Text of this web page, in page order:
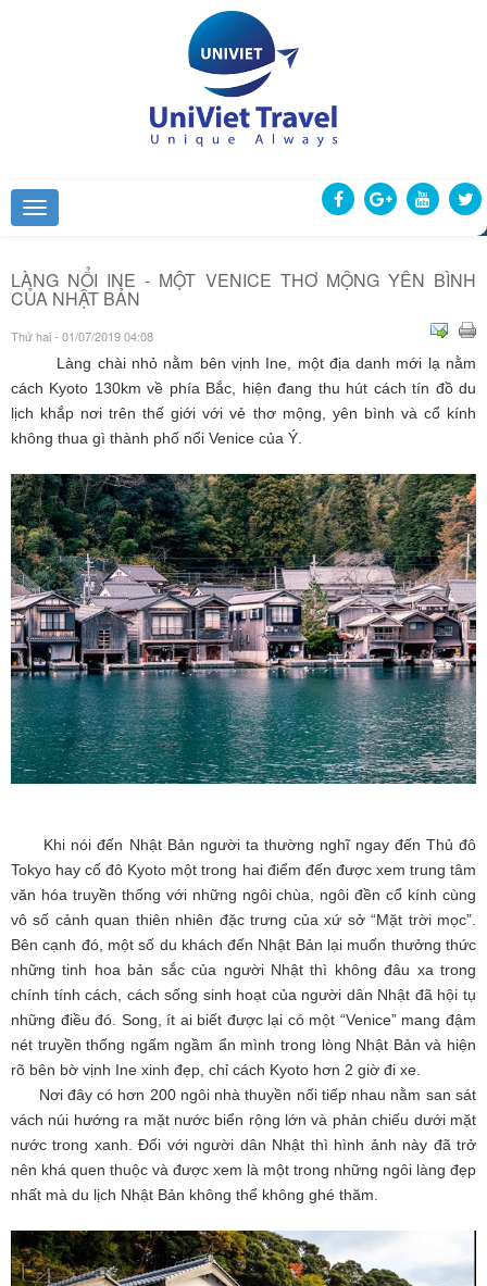
LÀNG NỔI INE - MỘT VENICE THƠ MỘNG YÊN BÌNH
CỦA NHẬT BẢN
Thứ hai - 01/07/2019 04:08
Làng chài nhỏ nằm bên vịnh Ine, một địa danh mới lạ nằm
cách Kyoto 130km về phía Bắc, hiện đang thu hút cách tín đồ du
lịch khắp nơi trên thế giới với vẻ thơ mộng, yên bình và cổ kính
không thua gì thành phố nổi Venice của Ý.
Khi nói đến Nhật Bản người ta thường nghĩ ngay đến Thủ đô
Tokyo hay cố đô Kyoto một trong hai điểm đến được xem trung tâm
văn hóa truyền thống với những ngôi chùa, ngôi đền cổ kính cùng
vô số cảnh quan thiên nhiên đặc trưng của xứ sở “Mặt trời mọc”.
Bên cạnh đó, một số du khách đến Nhật Bản lại muốn thưởng thức
những tinh hoa bản sắc của người Nhật thì không đâu xa trong
chính tính cách, cách sống sinh hoạt của người dân Nhật đã hội tụ
những điều đó. Song, ít ai biết được lại có một “Venice” mang đậm
nét truyền thống ngấm ngầm ẩn mình trong lòng Nhật Bản và hiện
rõ bên bờ vịnh Ine xinh đẹp, chỉ cách Kyoto hơn 2 giờ đi xe.
Nơi đây có hơn 200 ngôi nhà thuyền nối tiếp nhau nằm san sát
vách núi hướng ra mặt nước biển rộng lớn và phản chiếu dưới mặt
nước trong xanh. Đối với người dân Nhật thì hình ảnh này đã trở
nên khá quen thuộc và được xem là một trong những ngôi làng đẹp
nhất mà du lịch Nhật Bản không thể không ghé thăm.